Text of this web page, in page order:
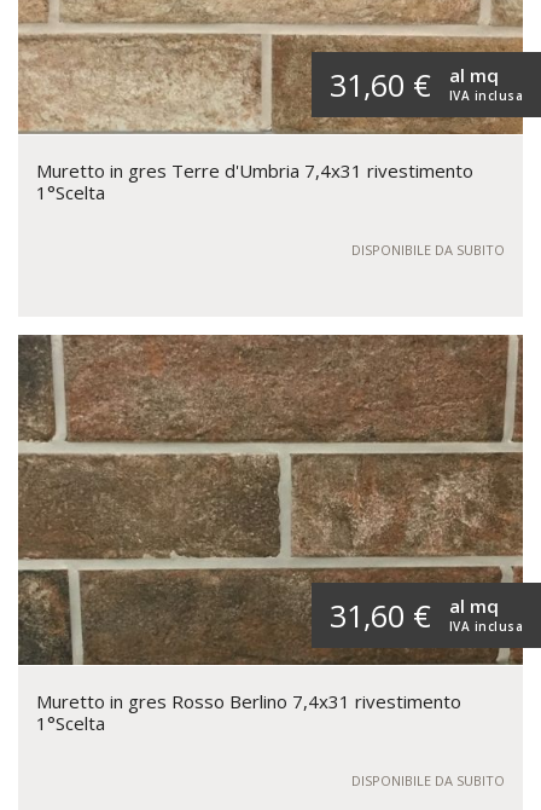
31,60 € IVA inclusa
al mq
Muretto in gres Terre d'Umbria 7,4x31 rivestimento
1°Scelta
DISPONIBILE DA SUBITO
31,60 € IVA inclusa
al mq
Muretto in gres Rosso Berlino 7,4x31 rivestimento
1°Scelta
DISPONIBILE DA SUBITO